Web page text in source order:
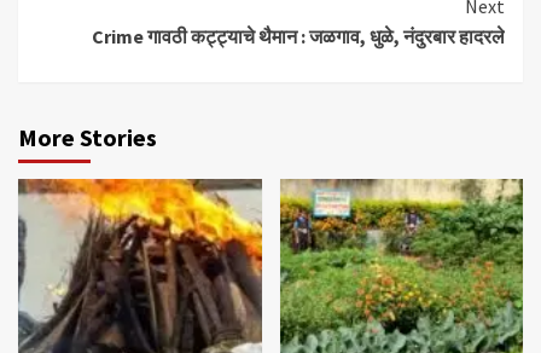
Next
Crime गावठी कट्ट्याचे थैमान : जळगाव, धुळे, नंदुरबार हादरले
More Stories